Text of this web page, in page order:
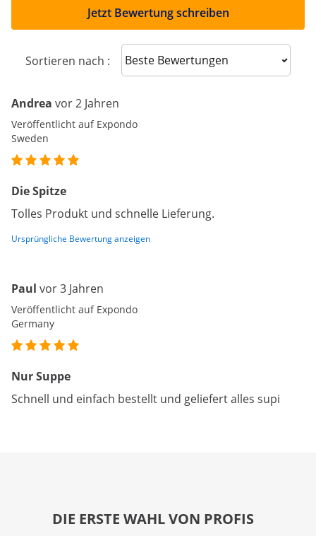
Jetzt Bewertung schreiben
Sortieren nach : Sort reviews
Andrea vor 2 Jahren
Veröffentlicht auf Expondo
Sweden
Die Spitze
Tolles Produkt und schnelle Lieferung.
Ursprüngliche Bewertung anzeigen
Paul vor 3 Jahren
Veröffentlicht auf Expondo
Germany
Nur Suppe
Schnell und einfach bestellt und geliefert alles supi
DIE ERSTE WAHL VON PROFIS